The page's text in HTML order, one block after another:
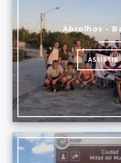
Abrolhos -
ASSISTIR